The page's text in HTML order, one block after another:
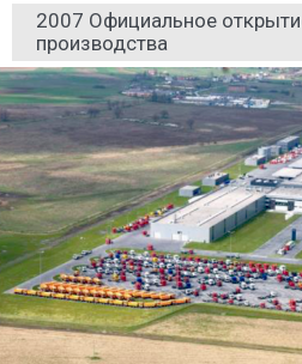
2007 Официальное
производства